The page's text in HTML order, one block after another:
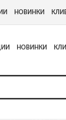
Адрес: г. Москва,
НОВИНКИ
НОВИНКИ